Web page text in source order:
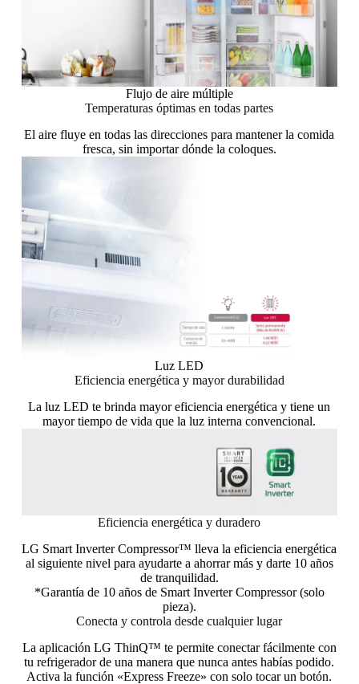
Flujo de aire múltiple
Temperaturas óptimas en todas partes
El aire fluye en todas las direcciones para mantener la comida
fresca, sin importar dónde la coloques.
Luz LED
Eficiencia energética y mayor durabilidad
La luz LED te brinda mayor eficiencia energética y tiene un
mayor tiempo de vida que la luz interna convencional.
Eficiencia energética y duradero
LG Smart Inverter Compressor™ lleva la eficiencia energética
al siguiente nivel para ayudarte a ahorrar más y darte 10 años
de tranquilidad.
*Garantía de 10 años de Smart Inverter Compressor (solo
pieza).
Conecta y controla desde cualquier lugar
La aplicación LG ThinQ™ te permite conectar fácilmente con
tu refrigerador de una manera que nunca antes habías podido.
Activa la función «Express Freeze» con solo tocar un botón.